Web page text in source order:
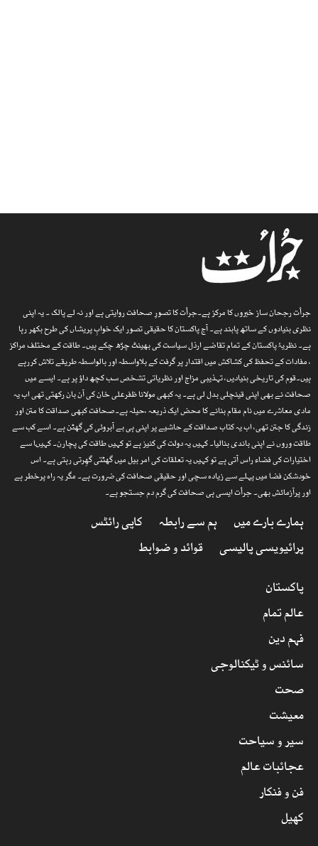
جرأت رجحان ساز خبروں کا مرکز ہے۔جرأت کا تصورِ صحافت روایتی ہے اور نہ لے پالک ۔ یہ اپنی
نظری بنیادوں کے ساتھ پابند ہے۔ آج پاکستان کا حقیقی تصور ایک خوابِ پریشاں کی طرح بکھر رہا
ہے۔ نظریۂ پاکستان کے تمام تقاضے ارذل سیاست کی بھینٹ چڑھ چکے ہیں۔ طاقت کے مختلف مراکز
، مفادات کے تحفظ کی کشاکش میں اقتدار پر گرفت کے بلاواسطہ اور بالواسطہ طریقے تلاش کررہے
ہیں۔قوم کی تاریخی بنیادیں، تہذیبی مزاج اور نظریاتی تشخص سب کچھ داؤ پر ہے۔ ایسے میں
صحافت نے بھی اپنی قینچلی بدل لی ہے۔ یہ کبھی مولانا ظفرعلی خان کی آن بان رکھتی تھی اب یہ
مادی معاشرے میں نام مقام بنانے کا محض ایک ذریعہ ،حیلہ ہے۔صحافت کبھی صداقت کا متن اور
زندگی کا جتن تھی، اب یہ کتاب صداقت کے حاشیے پر اپنی ہی بے آبروئی کی گھٹن ہے۔ اسے کب سے
طاقت وروں نے اپنی باندی بنالیا۔ کہیں یہ دولت کی کنیز ہے تو کہیں طاقت کی پچارن۔ کہیںا سے
اختیارات کی فضاء راس آتی ہے تو کہیں یہ تعلقات کی امر بیل میں گھٹتی گھِرتی رہتی ہے۔ اس
خودشکن فضا میں پہلے سے زیادہ سچی اور حقیقی صحافت کی ضرورت ہے۔ مگر یہ راہ پرخطر ہے
اور پرآزمائش بھی۔ جرأت ایسی ہی صحافت کی گرم دم جستجو ہے۔
ہمارے بارے میں ہم سے رابطہ
کاپی رائٹس
پرائیویسی پالیسی
قوائد و ضوابط
پاکستان
عالم تمام
فہم دین
سائنس و ٹیکنالوجی
صحت
معیشت
سیر و سیاحت
عجائبات عالم
فن و فنکار
کھیل